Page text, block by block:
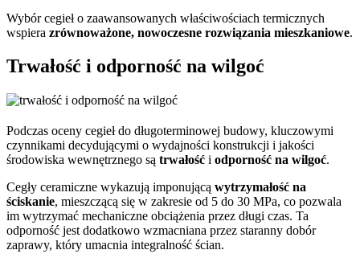
Wybór cegieł o zaawansowanych właściwościach termicznych
wspiera zrównoważone, nowoczesne rozwiązania mieszkaniowe.
Trwałość i odporność na wilgoć
Podczas oceny cegieł do długoterminowej budowy, kluczowymi
czynnikami decydującymi o wydajności konstrukcji i jakości
środowiska wewnętrznego są trwałość i odporność na wilgoć.
Cegły ceramiczne wykazują imponującą wytrzymałość na
ściskanie, mieszczącą się w zakresie od 5 do 30 MPa, co pozwala
im wytrzymać mechaniczne obciążenia przez długi czas. Ta
odporność jest dodatkowo wzmacniana przez staranny dobór
zaprawy, który umacnia integralność ścian.